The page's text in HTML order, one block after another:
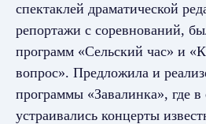
спектаклей драматической
репортажи с соревнований,
программ «Сельский час» и
вопрос». Предложила и
программы «Завалинка», где в
устраивались концерты